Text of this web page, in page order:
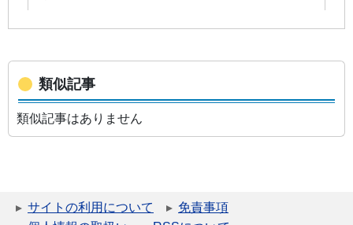
類似記事
類似記事はありません
サイトの利用について
免責事項